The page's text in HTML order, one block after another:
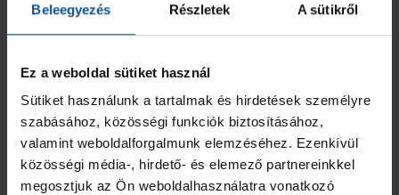
Beleegyezés Részletek A sütikről
Ez a weboldal sütiket használ
Sütiket használunk a tartalmak és hirdetések személyre
szabásához, közösségi funkciók biztosításához,
valamint weboldalforgalmunk elemzéséhez. Ezenkívül
közösségi média-, hirdető- és elemező partnereinkkel
megosztjuk az Ön weboldalhasználatra vonatkozó
XIII. OrosCup - U14 0
2024/2025
2023/2024 5 0 0
Összesen 53 29 0